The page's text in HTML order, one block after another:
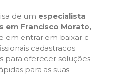
de um especialista
em Francisco Morato,
em entrar em baixar o
cadastrados
para oferecer soluções
para as suas